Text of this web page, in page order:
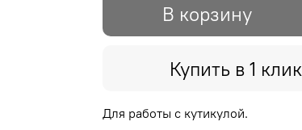
В корзину
Купить в 1 клик
Для работы с кутикулой.